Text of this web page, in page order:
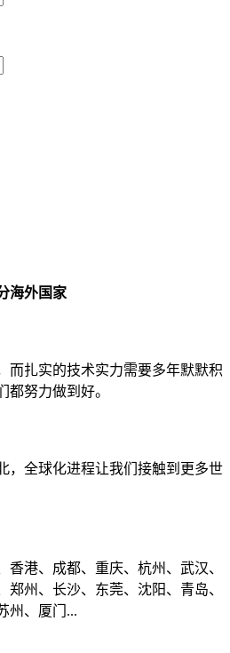
海外国家
而扎实的技术实力需要多年默默积
都努力做到好。
，全球化进程让我们接触到更多世
香港、成都、重庆、杭州、武汉、
郑州、长沙、东莞、沈阳、青岛、
州、厦门...